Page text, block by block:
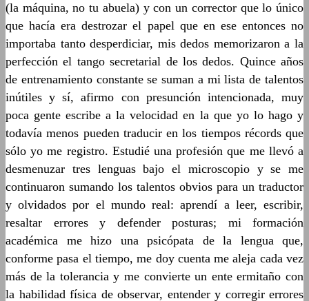
(la máquina, no tu abuela) y con un corrector que lo único
que hacía era destrozar el papel que en ese entonces no
importaba tanto desperdiciar, mis dedos memorizaron a la
perfección el tango secretarial de los dedos. Quince años
de entrenamiento constante se suman a mi lista de talentos
inútiles y sí, afirmo con presunción intencionada, muy
poca gente escribe a la velocidad en la que yo lo hago y
todavía menos pueden traducir en los tiempos récords que
sólo yo me registro. Estudié una profesión que me llevó a
desmenuzar tres lenguas bajo el microscopio y se me
continuaron sumando los talentos obvios para un traductor
y olvidados por el mundo real: aprendí a leer, escribir,
resaltar errores y defender posturas; mi formación
académica me hizo una psicópata de la lengua que,
conforme pasa el tiempo, me doy cuenta me aleja cada vez
más de la tolerancia y me convierte un ente ermitaño con
la habilidad física de observar, entender y corregir errores